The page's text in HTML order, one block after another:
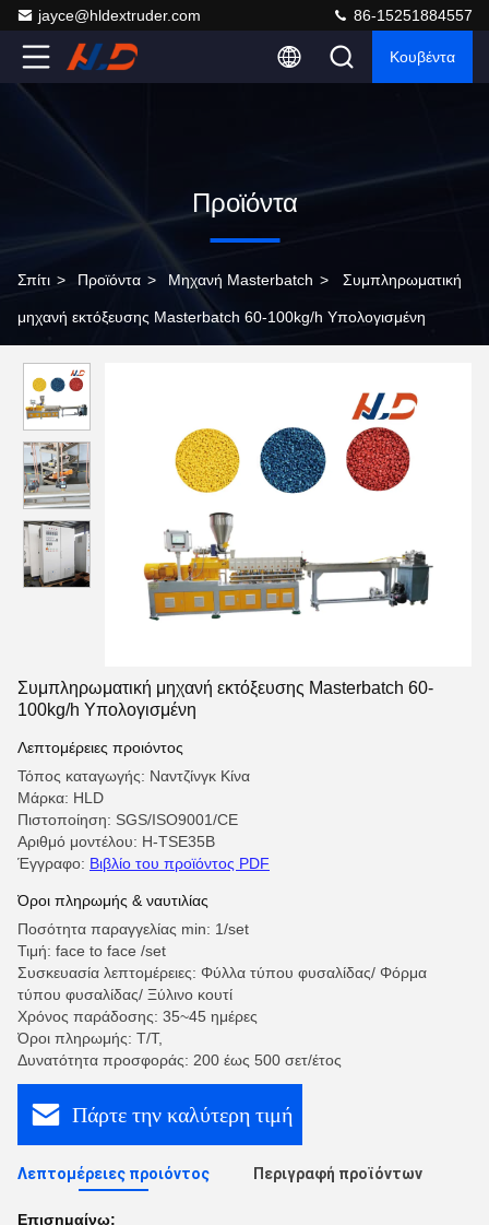
jayce@hldextruder.com 86-15251884557
Κουβέντα
Προϊόντα
Σπίτι > Προϊόντα > Μηχανή Masterbatch > Συμπληρωματική
μηχανή εκτόξευσης Masterbatch 60-100kg/h Υπολογισμένη
Συμπληρωματική μηχανή εκτόξευσης Masterbatch 60-
100kg/h Υπολογισμένη
Λεπτομέρειες προιόντος
Τόπος καταγωγής: Ναντζίνγκ Κίνα
Μάρκα: HLD
Πιστοποίηση: SGS/ISO9001/CE
Αριθμό μοντέλου: H-TSE35B
Έγγραφο: Βιβλίο του προϊόντος PDF
Όροι πληρωμής & ναυτιλίας
Ποσότητα παραγγελίας min: 1/set
Τιμή: face to face /set
Συσκευασία λεπτομέρειες: Φύλλα τύπου φυσαλίδας/ Φόρμα
τύπου φυσαλίδας/ Ξύλινο κουτί
Χρόνος παράδοσης: 35~45 ημέρες
Όροι πληρωμής: Τ/Τ,
Δυνατότητα προσφοράς: 200 έως 500 σετ/έτος
Πάρτε την καλύτερη τιμή
Λεπτομέρειες προιόντος Περιγραφή προϊόντων
Επισημαίνω: